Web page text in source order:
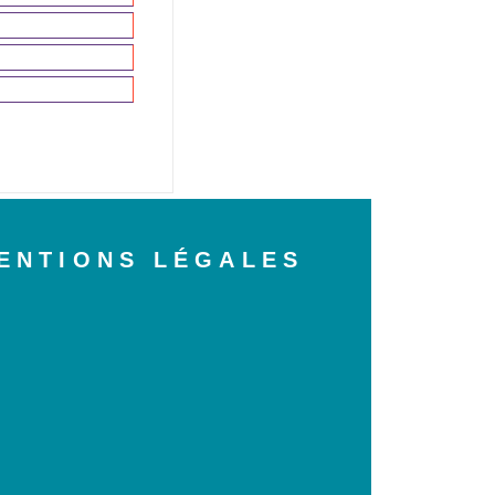
LÉGALES